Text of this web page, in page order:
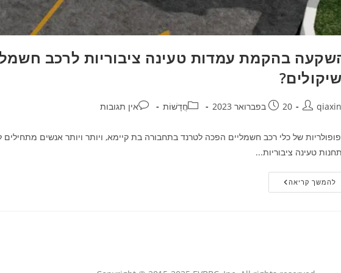
בהקמת עמדות טעינה ציבוריות לרכב
20 בפברואר 2023 חֲדָשׁוֹת אין תגובות
של כלי רכב חשמליים הפכה לטרנד בתחבורה בת קיימא, ויותר ויותר אנשים
טעינה ציבוריות...
להמשך קריאה